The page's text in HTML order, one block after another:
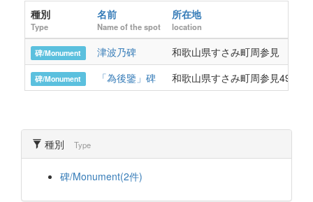
種別
Type
名前
Name of the spot
所在地
location
碑/Monument 津波乃碑 和歌山県すさみ町周参見
碑/Monument 「為後鑒」碑 和歌山県すさみ町周参見4996
種別 Type
碑/Monument(2件)